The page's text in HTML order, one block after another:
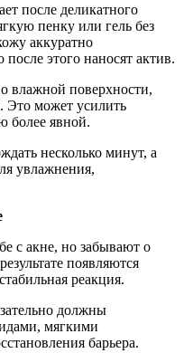
после деликатного
пенку или гель без
аккуратно
этого наносят актив.
влажной поверхности,
Это может усилить
более явной.
несколько минут, а
увлажнения,
с акне, но забывают о
появляются
реакция.
должны
мягкими
барьера.